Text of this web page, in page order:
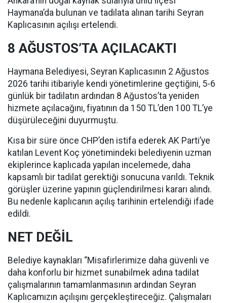
Haymana’da bulunan ve tadilata alınan tarihi Seyran
Kaplıcasının açılışı ertelendi.
8 AĞUSTOS’TA AÇILACAKTI
Haymana Belediyesi, Seyran Kaplıcasının 2 Ağustos
2026 tarihi itibariyle kendi yönetimlerine geçtiğini, 5-6
günlük bir tadilatın ardından 8 Ağustos’ta yeniden
hizmete açılacağını, fiyatının da 150 TL’den 100 TL’ye
düşürüleceğini duyurmuştu.
Kısa bir süre önce CHP’den istifa ederek AK Parti’ye
katılan Levent Koç yönetimindeki belediyenin uzman
ekiplerince kaplıcada yapılan incelemede, daha
kapsamlı bir tadilat gerektiği sonucuna varıldı. Teknik
görüşler üzerine yapının güçlendirilmesi kararı alındı.
Bu nedenle kaplıcanın açılış tarihinin ertelendiği ifade
edildi.
NET DEĞİL
Belediye kaynakları “Misafirlerimize daha güvenli ve
daha konforlu bir hizmet sunabilmek adına tadilat
çalışmalarının tamamlanmasının ardından Seyran
Kaplıcamızın açılışını gerçekleştireceğiz. Çalışmaları